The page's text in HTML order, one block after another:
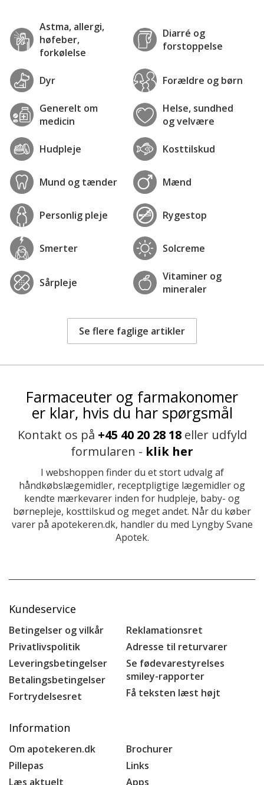
Astma, allergi,
høfeber,
forkølelse
Diarré og
forstoppelse
Dyr Forældre og børn
Generelt om
medicin
Helse, sundhed
og velvære
Hudpleje Kosttilskud
Mund og tænder Mænd
Personlig pleje Rygestop
Smerter Solcreme
Sårpleje
Vitaminer og
mineraler
Se flere faglige artikler
Farmaceuter og farmakonomer
er klar, hvis du har spørgsmål
Kontakt os på +45 40 20 28 18eller udfyld
formularen - klik her
I webshoppen finder du et stort udvalg af
håndkøbslægemidler, receptpligtige lægemidler og
kendte mærkevarer inden for hudpleje, baby- og
børnepleje, kosttilskud og meget andet. Når du køber
varer på apotekeren.dk, handler du med Lyngby Svane
Apotek.
Kundeservice
Betingelser og vilkår
Privatlivspolitik
Leveringsbetingelser
Betalingsbetingelser
Fortrydelsesret
Reklamationsret
Adresse til returvarer
Se fødevarestyrelses
smiley-rapporter
Få teksten læst højt
Information
Om apotekeren.dk
Pillepas
Læs aktuelt
Brochurer
Links
Apps